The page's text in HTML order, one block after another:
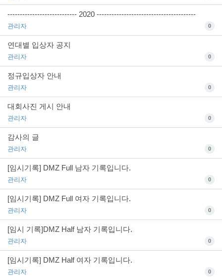
---------------------------- 2020 ----------------------------------------
관리자 0
연대별 입상자 공지
관리자 0
정규입상자 안내
관리자 0
대회사진 게시 안내
관리자 0
감사의 글
관리자 0
[임시기록] DMZ Full 남자 기록입니다.
관리자 0
[임시기록] DMZ Full 여자 기록입니다.
관리자 0
[임시 기록]DMZ Half 남자 기록입니다.
관리자 0
[임시기록] DMZ Half 여자 기록입니다.
관리자 0